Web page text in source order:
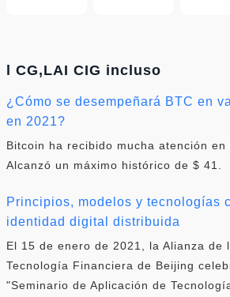
l CG,LAI CIG incluso
¿Cómo se desempeñará BTC en
en 2021?
Bitcoin ha recibido mucha atención en
Alcanzó un máximo histórico de $ 41.
Principios, modelos y tecnologías
identidad digital distribuida
El 15 de enero de 2021, la Alianza de
Tecnología Financiera de Beijing
"Seminario de Aplicación de